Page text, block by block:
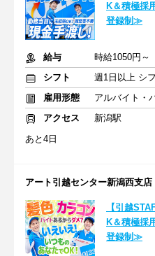
K＆積極
登録制≫
給与
時給1050円～
シフト
週1日以上 シ
雇用形態
アルバイト・
アクセス
新潟駅
あと4日
アート引越センター新潟西支店
【引越
K＆積極
登録制≫